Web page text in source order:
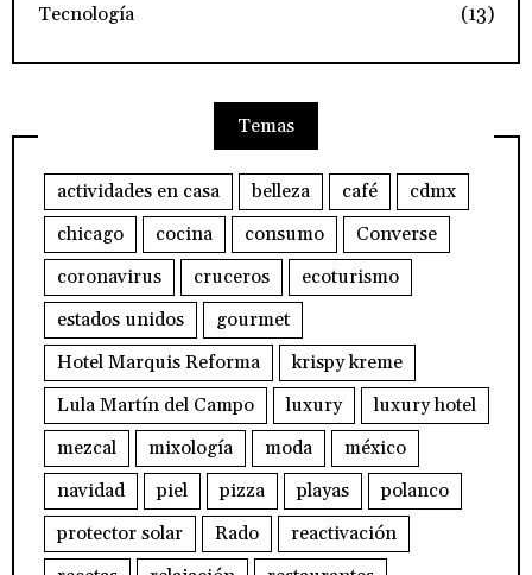
Tecnología
(13)
Temas
actividades en casa belleza café
cdmx
chicago
cocina consumo
Converse
coronavirus
cruceros
ecoturismo
estados unidos
gourmet
Hotel Marquis Reforma
krispy kreme
Lula Martín del Campo
luxury
luxury hotel
mezcal
mixología moda
méxico
navidad
piel pizza playas
polanco
protector solar
Rado
reactivación